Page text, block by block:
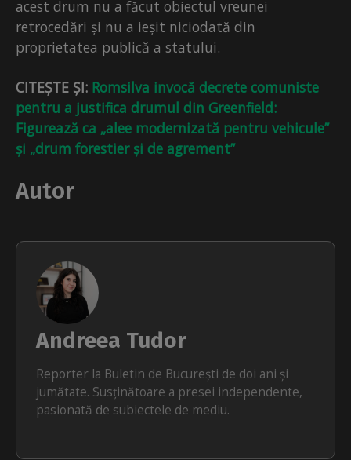
acest drum nu a făcut obiectul vreunei
retrocedări și nu a ieșit niciodată din
proprietatea publică a statului.
CITEȘTE ȘI: Romsilva invocă decrete comuniste
pentru a justifica drumul din Greenfield:
Figurează ca „alee modernizată pentru vehicule”
și „drum forestier și de agrement”
Autor
Andreea Tudor
Reporter la Buletin de București de doi ani și
jumătate. Susținătoare a presei independente,
pasionată de subiectele de mediu.